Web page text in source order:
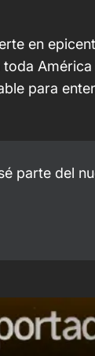
en
toda
para
parte del